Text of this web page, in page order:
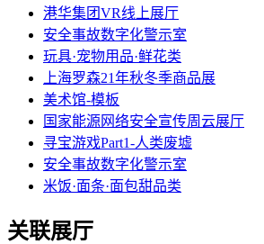
港华集团VR线上展厅
安全事故数字化警示室
玩具·宠物用品·鲜花类
上海罗森21年秋冬季商品展
美术馆-模板
国家能源网络安全宣传周云展厅
寻宝游戏Part1-人类废墟
安全事故数字化警示室
米饭·面条·面包甜品类
关联展厅